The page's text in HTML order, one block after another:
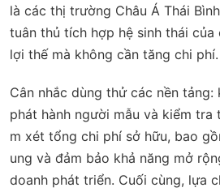
là các thị trường Châu Á Thái
tuân thủ tích hợp hệ sinh thái của
lợi thế mà không cần tăng chi phí.
Cân nhắc dùng thử các nền
phát hành người mẫu và kiểm
m xét tổng chi phí sở hữu, bao
ung và đảm bảo khả năng mở
doanh phát triển. Cuối cùng, lựa